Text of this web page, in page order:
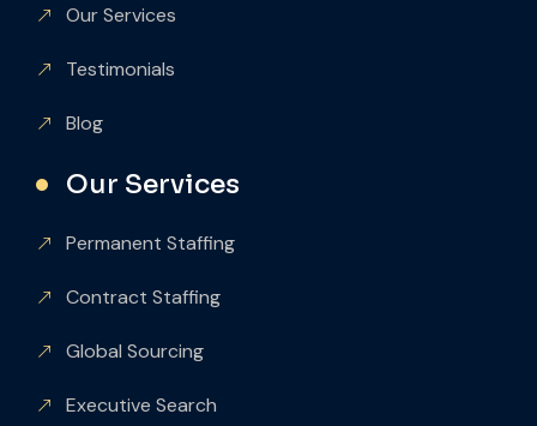
Our Services
Testimonials
Blog
Our Services
Permanent Staffing
Contract Staffing
Global Sourcing
Executive Search